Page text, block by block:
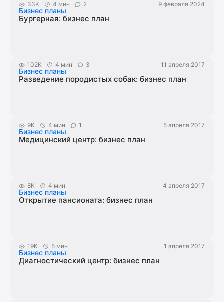
33K 4 мин 2 9 февраля 2024
Бизнес планы
Бургерная: бизнес план
102K 4 мин 3 11 апреля 2017
Бизнес планы
Разведение породистых собак: бизнес план
9K 4 мин 1 5 апреля 2017
Бизнес планы
Медицинский центр: бизнес план
8K 4 мин 4 апреля 2017
Бизнес планы
Открытие пансионата: бизнес план
19K 5 мин 1 апреля 2017
Бизнес планы
Диагностический центр: бизнес план